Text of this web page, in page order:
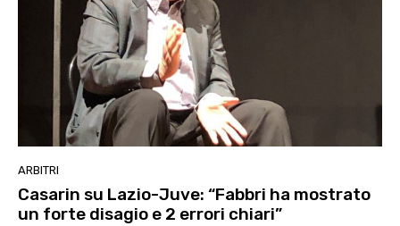
ARBITRI
Casarin su Lazio-Juve: “Fabbri ha mostrato
un forte disagio e 2 errori chiari”